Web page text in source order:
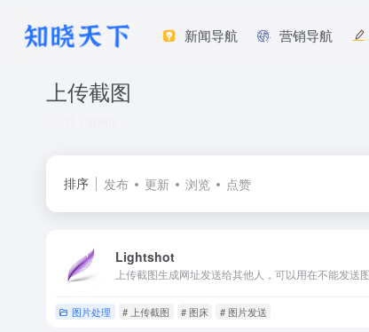
新闻导航 营销导航
上传截图
排序 发布 更新 浏览 点赞
Lightshot
图片处理 # 上传截图 # 图床 # 图片发送